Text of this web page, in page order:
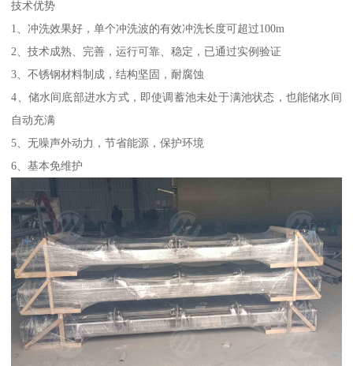
技术优势
1、冲洗效果好，单个冲洗波的有效冲洗长度可超过100m
2、技术成熟、完善，运行可靠、稳定，已通过实例验证
3、不锈钢材料制成，结构坚固，耐腐蚀
4、储水间底部进水方式，即使调蓄池未处于满池状态，也能储水间
自动充满
5、无噪声外动力，节省能源，保护环境
6、基本免维护